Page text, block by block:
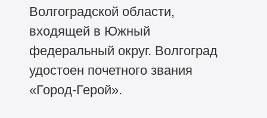
Волгоградской области,
входящей в Южный
федеральный округ. Волгоград
удостоен почетного звания
«Город-Герой».